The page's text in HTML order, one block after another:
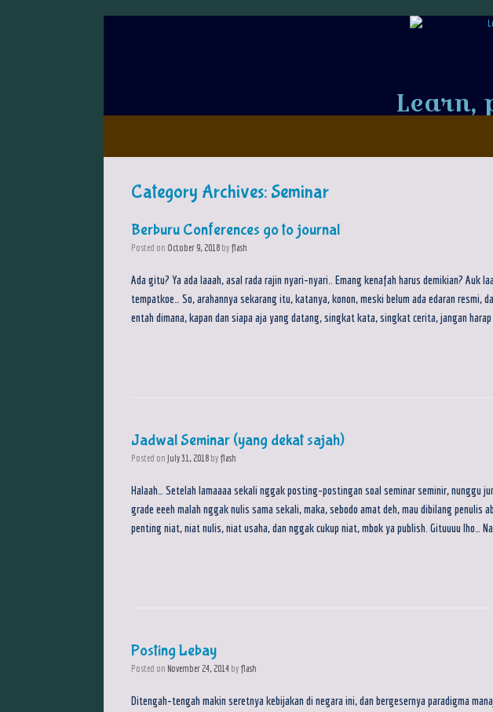
Learn,
Category Archives: Seminar
Berburu Conferences go to journal
Posted on October 9, 2018 by flash
Ada gitu? Ya ada laaah, asal rada rajin nyari-nyari.. Emang kenafah harus demikian? Auk
tempatkoe… So, arahannya sekarang itu, katanya, konon, meski belum ada edaran resmi,
entah dimana, kapan dan siapa aja yang datang, singkat kata, singkat cerita, jangan
Jadwal Seminar (yang dekat sajah)
Posted on July 31, 2018 by flash
Halaah… Setelah lamaaaa sekali nggak posting-postingan soal seminar seminir, nunggu
grade eeeh malah nggak nulis sama sekali, maka, sebodo amat deh, mau dibilang penulis
penting niat, niat nulis, niat usaha, dan nggak cukup niat, mbok ya publish. Gituuuu lho…
Posting Lebay
Posted on November 24, 2014 by flash
Ditengah-tengah makin seretnya kebijakan di negara ini, dan bergesernya paradigma